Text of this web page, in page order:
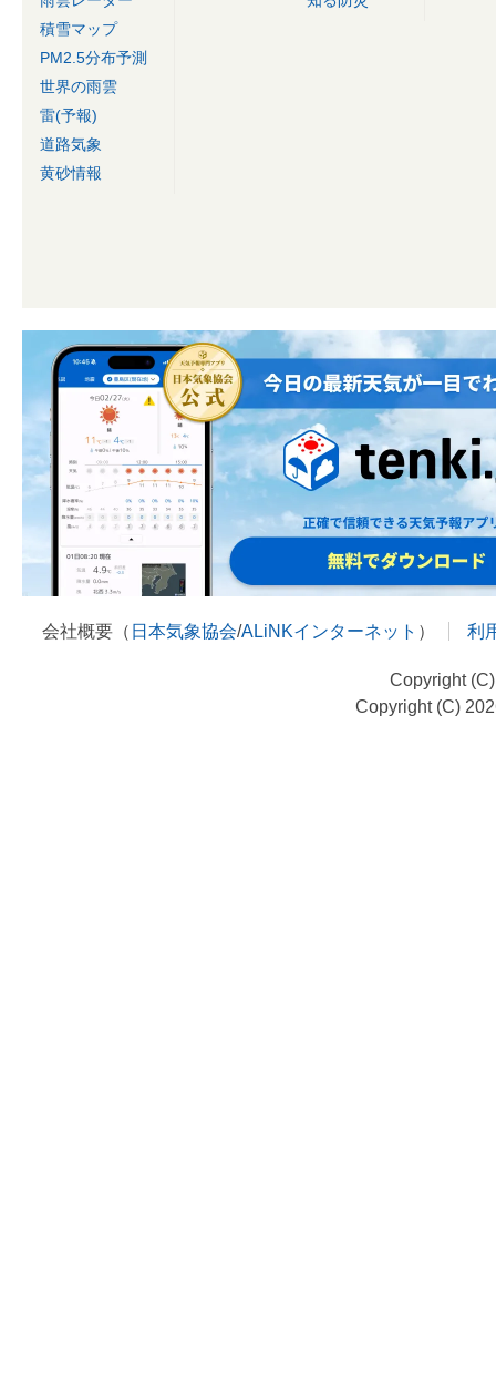
積雪マップ
PM2.5分布予測
世界の雨雲
雷(予報)
道路気象
黄砂情報
会社概要（ 日本気象協会/ALiNKインターネット ） 利
Copyright
Copyright (C)